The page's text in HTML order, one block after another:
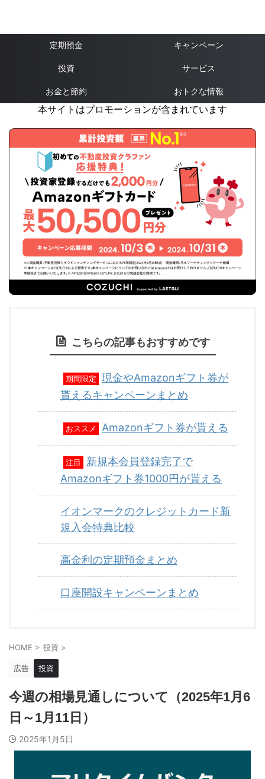
定期預金 キャンペーン
投資 サービス
お金と節約 おトクな情報
本サイトはプロモーションが含まれています
こちらの記事もおすすめです
期間限定
現金やAmazonギフト券が
貰えるキャンペーンまとめ
おススメ Amazonギフト券が貰える
注目
新規本会員登録完了で
Amazonギフト券1000円が貰える
イオンマークのクレジットカード新
規入会特典比較
高金利の定期預金まとめ
口座開設キャンペーンまとめ
HOME > 投資 >
広告 投資
今週の相場見通しについて（2025年1月6
日～1月11日）
2025年1月5日